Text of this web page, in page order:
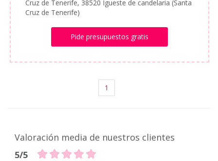
Cruz de Tenerife, 38520 Igueste de candelaria (Santa
Cruz de Tenerife)
Pide presupuestos gratis
1
Valoración media de nuestros clientes
5/5